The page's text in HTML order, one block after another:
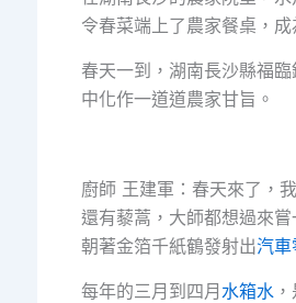
令春菜端上了農家餐桌，
春天一到，湖南長沙縣福
中化作一道道農家甘旨。
廚師 王建軍：春天來了，
還有藜蒿，大師都想過來
朝著金箔千紙鶴發射出汽車
每年的三月到四月 水箱水